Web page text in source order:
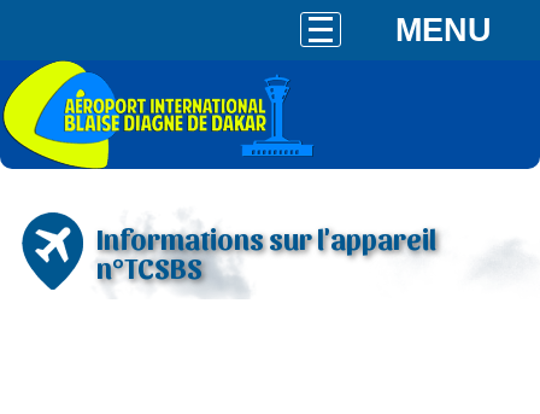
MENU
Informations sur l'appareil
n°TCSBS